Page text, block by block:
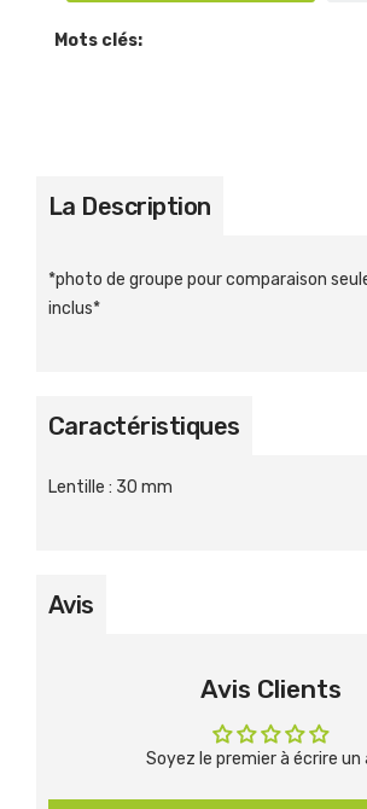
Mots clés:
La Description
*photo de groupe pour comparaison
inclus*
Caractéristiques
Lentille : 30 mm
Avis
Avis Clients
Soyez le premier à écrire un